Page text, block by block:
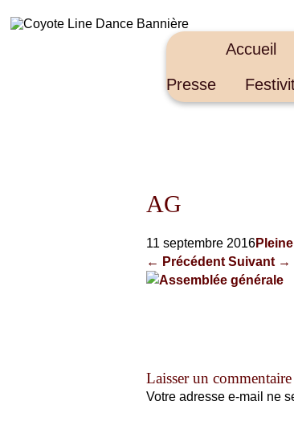
Accueil
Presse
AG
11 septembre 2016
← Précédent Suivant →
Laisser un commentaire
Votre adresse e-mail ne